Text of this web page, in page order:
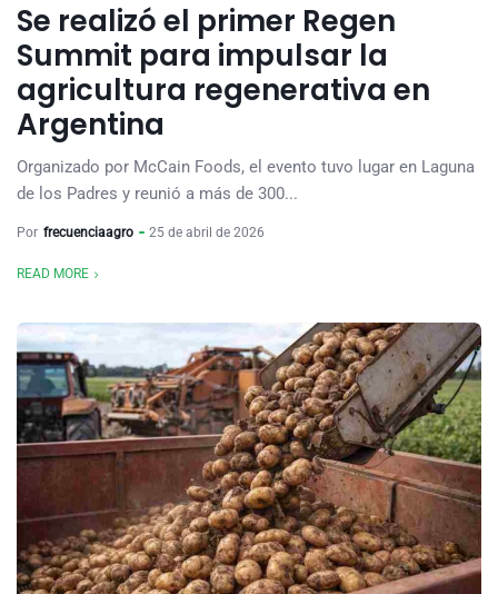
Se realizó el primer Regen
Summit para impulsar la
agricultura regenerativa en
Argentina
Organizado por McCain Foods, el evento tuvo lugar en Laguna
de los Padres y reunió a más de 300...
Por frecuenciaagro 25 de abril de 2026
READ MORE